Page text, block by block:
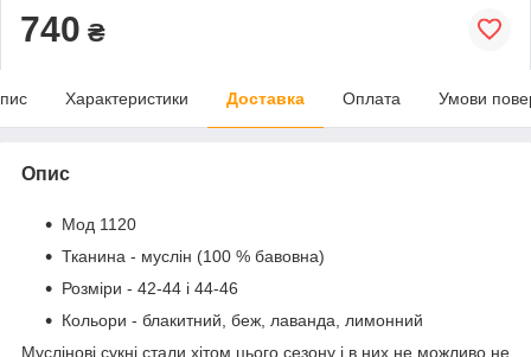
740 ₴
Характеристики Доставка Оплата Умови
Опис
Мод 1120
Тканина - муслін (100 % бавовна)
Розміри - 42-44 і 44-46
Кольори - блакитний, беж, лаванда, лимонний
Муслінові сукні стали хітом цього сезону і в них не можливо не